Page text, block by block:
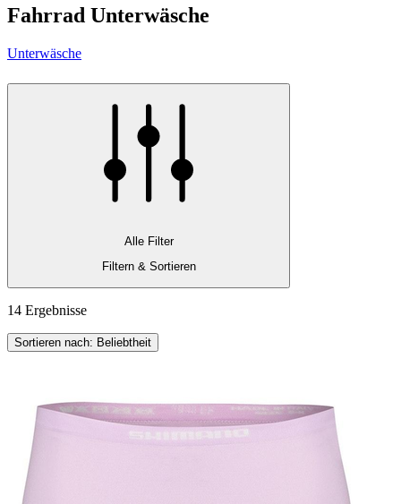
Fahrrad Unterwäsche
Unterwäsche
Alle Filter
Filtern & Sortieren
14 Ergebnisse
Sortieren nach: Beliebtheit